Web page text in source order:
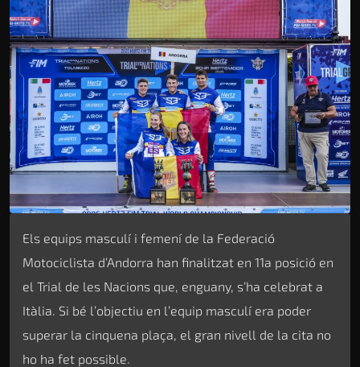
Els equips masculí i femení de la Federació
Motociclista d’Andorra han finalitzat en 11a posició en
el Trial de les Nacions que, enguany, s’ha celebrat a
Itàlia. Si bé l’objectiu en l’equip masculí era poder
superar la cinquena plaça, el gran nivell de la cita no
ho ha fet possible.